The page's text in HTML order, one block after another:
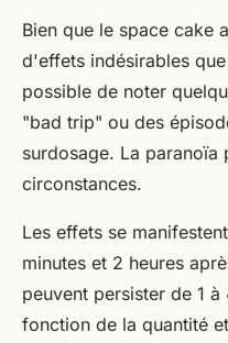
Bien que le space cake
d'effets indésirables
possible de noter
"bad trip" ou des
surdosage. La paranoïa
circonstances.
Les effets se
minutes et 2 heures
peuvent persister de 1
fonction de la quantité